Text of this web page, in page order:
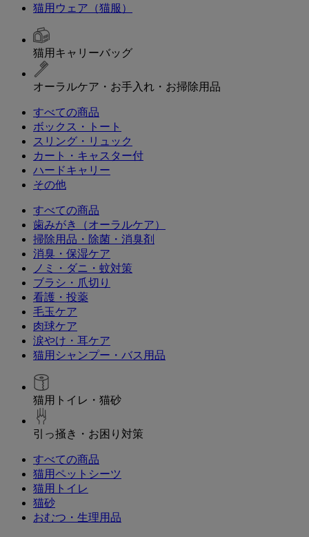
猫用ウェア（猫服）
猫用キャリーバッグ
オーラルケア・お手入れ・お掃除用品
すべての商品
ボックス・トート
スリング・リュック
カート・キャスター付
ハードキャリー
その他
すべての商品
歯みがき（オーラルケア）
掃除用品・除菌・消臭剤
消臭・保湿ケア
ノミ・ダニ・蚊対策
ブラシ・爪切り
看護・投薬
毛玉ケア
肉球ケア
涙やけ・耳ケア
猫用シャンプー・バス用品
猫用トイレ・猫砂
引っ掻き・お困り対策
すべての商品
猫用ペットシーツ
猫用トイレ
猫砂
おむつ・生理用品